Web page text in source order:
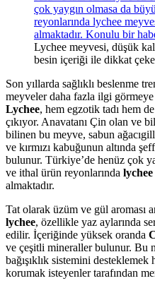
Lychee meyvesi, düşük
besin içeriği ile dikkat
Son yıllarda sağlıklı beslenme
meyveler daha fazla ilgi
Lychee, hem egzotik tadı hem
çıkıyor. Anavatanı Çin olan ve
bilinen bu meyve, sabun
ve kırmızı kabuğunun altında
bulunur. Türkiye’de henüz çok
ve ithal ürün reyonlarında
almaktadır.
Tat olarak üzüm ve gül aroması
lychee, özellikle yaz aylarında
edilir. İçeriğinde yüksek oranda
ve çeşitli mineraller bulunur. Bu
bağışıklık sistemini desteklemek
korumak isteyenler tarafından